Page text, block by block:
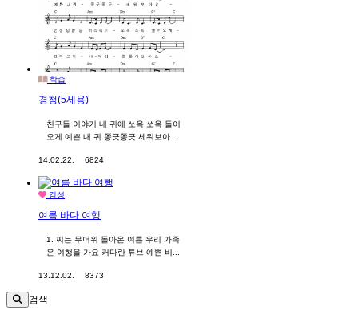
학습
경청(5세용)
친구들 이야기 내 귀에 쏘옥 쏘옥 들어
오게 예쁜 내 귀 쫑긋쫑긋 세워보아...
14.02.22. 6824
감성
여름 바다 여행
1. 찌는 무더위 돌아온 여름 우리 가족
은 여행을 가요 커다란 튜브 예쁜 비...
13.12.02. 8373
검색